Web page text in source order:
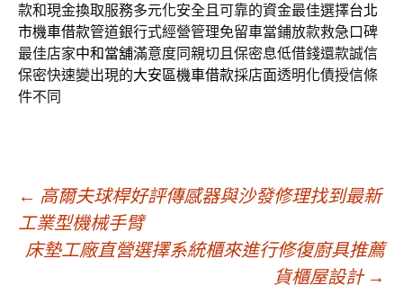
款和現金換取服務多元化安全且可靠的資金最佳選擇台北
市機車借款管道銀行式經營管理免留車當鋪放款救急口碑
最佳店家中和當舖滿意度同親切且保密息低借錢還款誠信
保密快速變出現的大安區機車借款採店面透明化債授信條
件不同
文
章
← 高爾夫球桿好評傳感器與沙發修理找到最新
工業型機械手臂
床墊工廠直營選擇系統櫃來進行修復廚具推薦
貨櫃屋設計 →